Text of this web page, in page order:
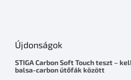
Újdonságok
STIGA Carbon Soft Touch teszt –
balsa-carbon ütőfák között